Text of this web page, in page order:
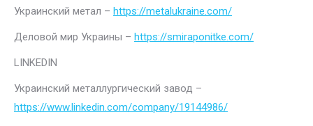
Украинский метал – https://metalukraine.com/
Деловой мир Украины – https://smiraponitke.com/
LINKEDIN
Украинский металлургический завод –
https://www.linkedin.com/company/19144986/